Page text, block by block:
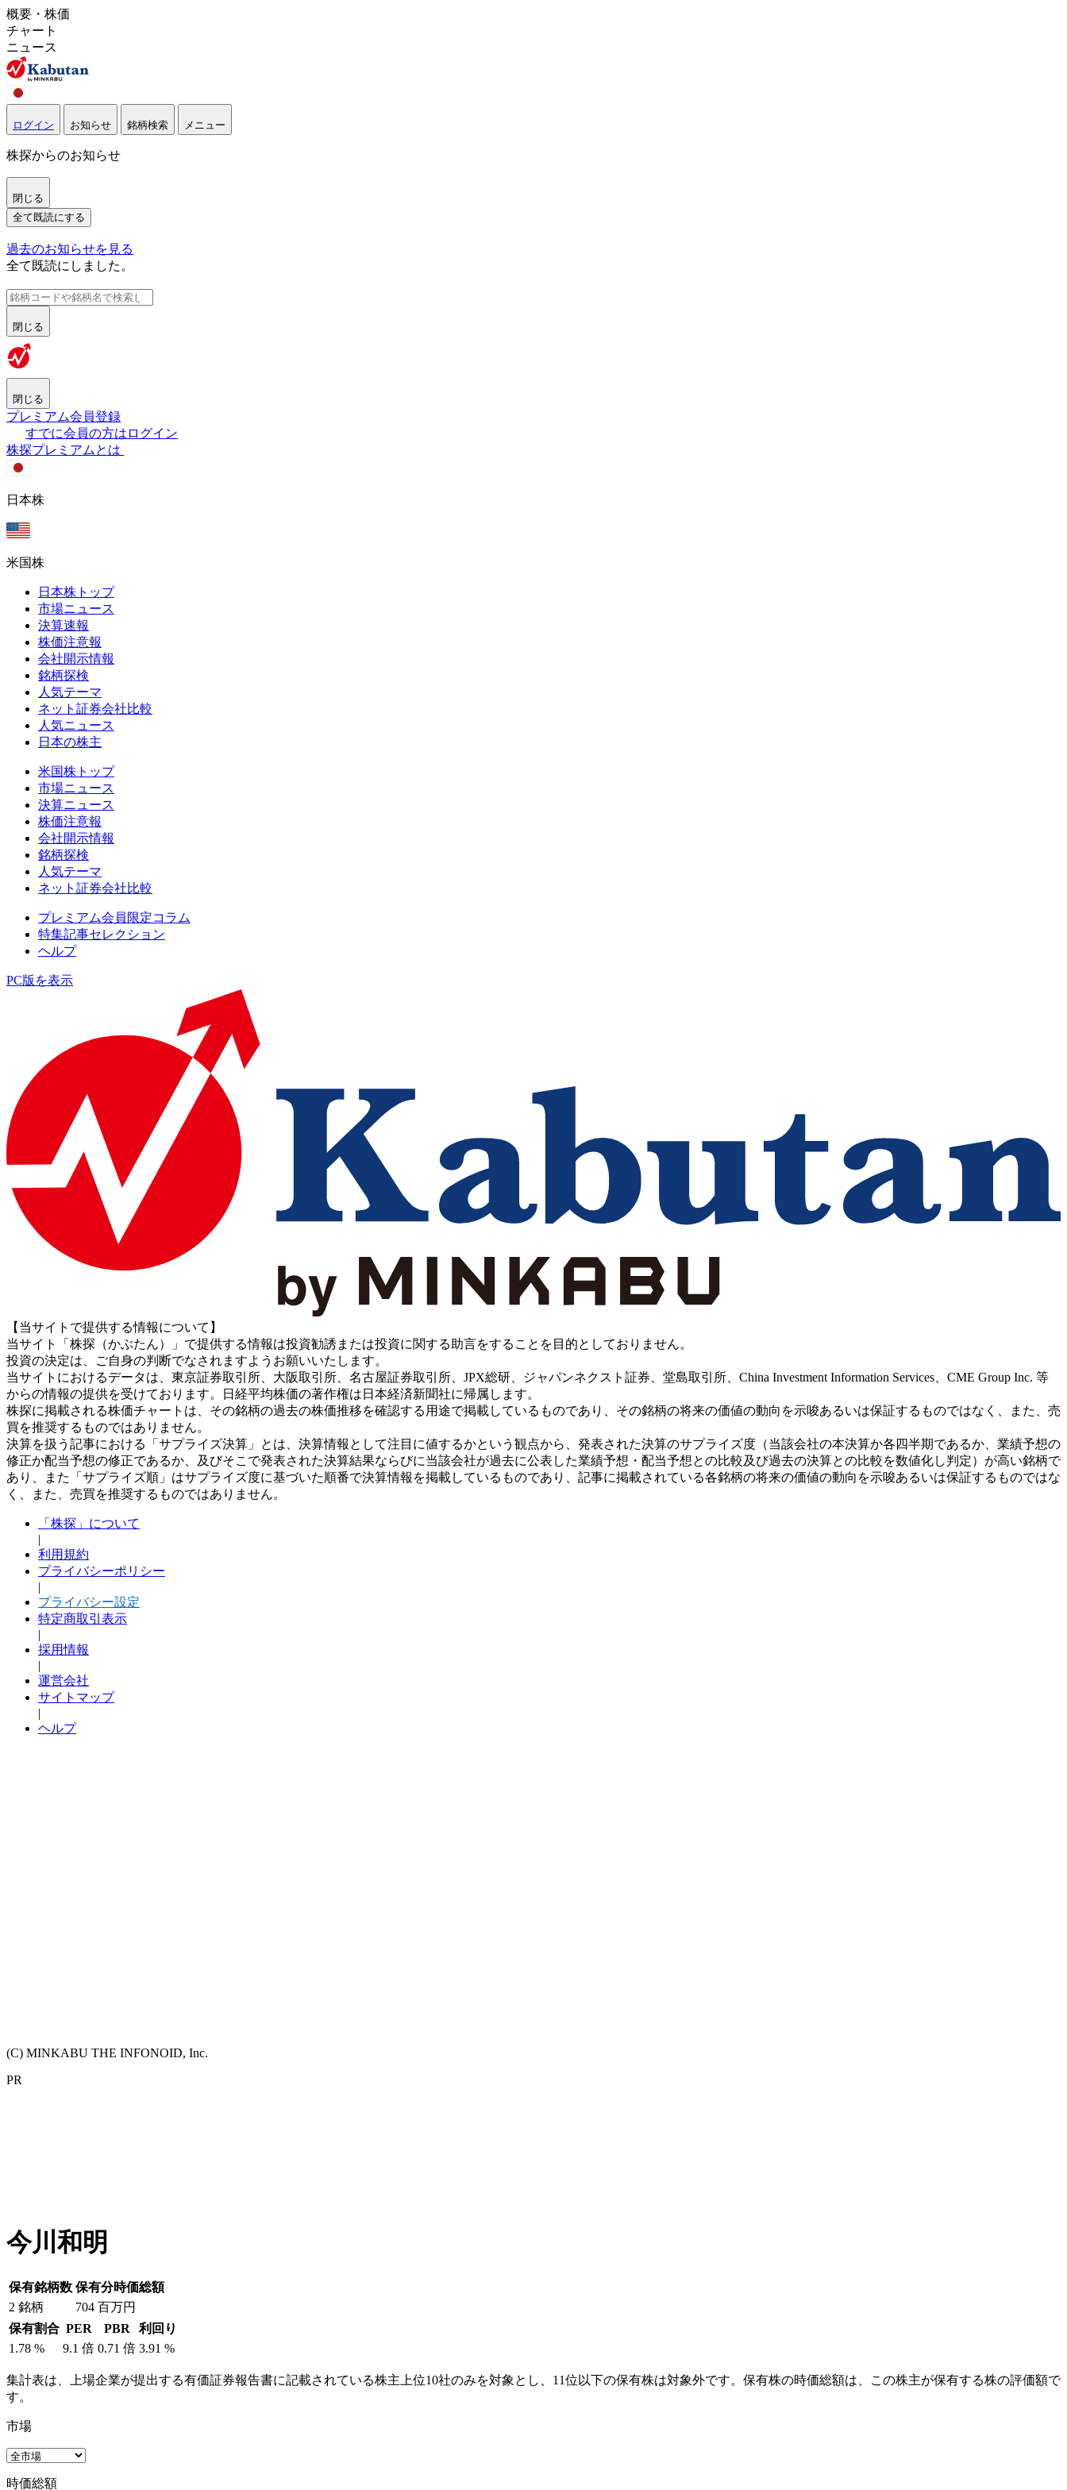
概要・株価
チャート
ニュース
ログイン お知らせ 銘柄検索 メニュー
株探からのお知らせ
閉じる
全て既読にする
過去のお知らせを見る
全て既読にしました。
閉じる
閉じる
プレミアム会員登録
すでに会員の方はログイン
株探プレミアムとは
日本株
米国株
日本株トップ
市場ニュース
決算速報
株価注意報
会社開示情報
銘柄探検
人気テーマ
ネット証券会社比較
人気ニュース
日本の株主
米国株トップ
市場ニュース
決算ニュース
株価注意報
会社開示情報
銘柄探検
人気テーマ
ネット証券会社比較
プレミアム会員限定コラム
特集記事セレクション
ヘルプ
PC版を表示
【当サイトで提供する情報について】
当サイト「株探（かぶたん）」で提供する情報は投資勧誘または投資に関する助言をすることを目的としておりません。
投資の決定は、ご自身の判断でなされますようお願いいたします。
当サイトにおけるデータは、東京証券取引所、大阪取引所、名古屋証券取引所、JPX総研、ジャパンネクスト証券、堂島取引所、China Investment Information Services、CME Group Inc. 等
からの情報の提供を受けております。日経平均株価の著作権は日本経済新聞社に帰属します。
株探に掲載される株価チャートは、その銘柄の過去の株価推移を確認する用途で掲載しているものであり、その銘柄の将来の価値の動向を示唆あるいは保証するものではなく、また、売
買を推奨するものではありません。
決算を扱う記事における「サプライズ決算」とは、決算情報として注目に値するかという観点から、発表された決算のサプライズ度（当該会社の本決算か各四半期であるか、業績予想の
修正か配当予想の修正であるか、及びそこで発表された決算結果ならびに当該会社が過去に公表した業績予想・配当予想との比較及び過去の決算との比較を数値化し判定）が高い銘柄で
あり、また「サプライズ順」はサプライズ度に基づいた順番で決算情報を掲載しているものであり、記事に掲載されている各銘柄の将来の価値の動向を示唆あるいは保証するものではな
く、また、売買を推奨するものではありません。
「株探」について
|
利用規約
プライバシーポリシー
|
プライバシー設定
特定商取引表示
|
採用情報
|
運営会社
サイトマップ
|
ヘルプ
(C) MINKABU THE INFONOID, Inc.
PR
今川和明
保有銘柄数 保有分時価総額
2 銘柄 704 百万円
保有割合 PER PBR
利回り
1.78 % 9.1 倍 0.71 倍 3.91 %
集計表は、上場企業が提出する有価証券報告書に記載されている株主上位10社のみを対象とし、11位以下の保有株は対象外です。保有株の時価総額は、この株主が保有する株の評価額で
す。
市場
時価総額